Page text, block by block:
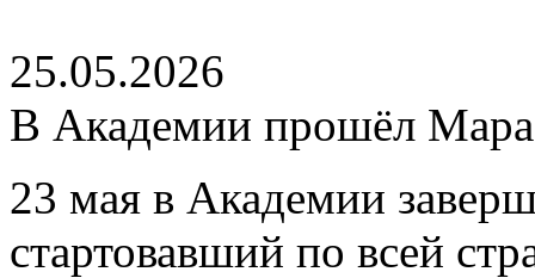
25.05.2026
В Академии прошёл
23 мая в Академии
стартовавший по всей